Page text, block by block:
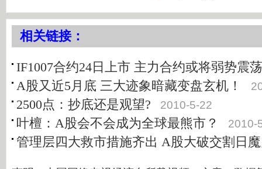
相关链接：
IF1007合约24日上市 主力合约或将弱势震荡
A股又近5月底 三大迹象暗藏变盘玄机！
2500点：抄底还是观望? 2010-5-22
叶檀：A股会不会成为全球最熊市？ 2010-
管理层四大救市措施齐出 A股大破交割日